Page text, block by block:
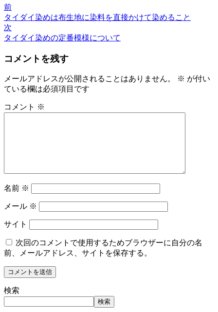
前
タイダイ染めは布生地に染料を直接かけて染めること
次
タイダイ染めの定番模様について
コメントを残す
メールアドレスが公開されることはありません。 ※ が付い
ている欄は必須項目です
コメント ※
名前 ※
メール ※
サイト
次回のコメントで使用するためブラウザーに自分の名
前、メールアドレス、サイトを保存する。
検索
検索